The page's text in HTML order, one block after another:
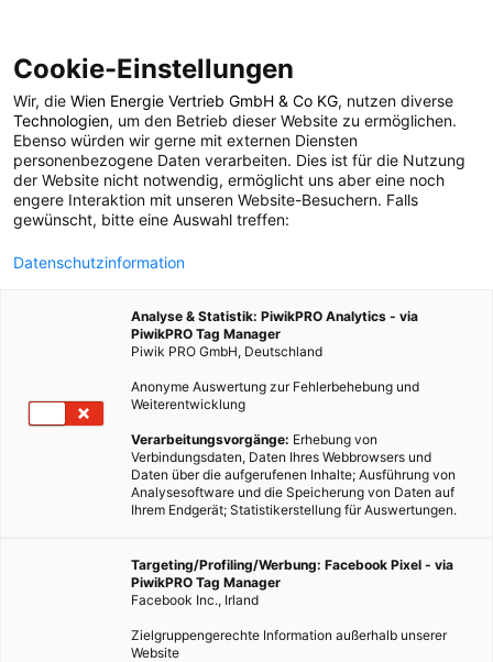
POSTS BY TAG
Candela P-12
1 BEITRAG
Cookie-Einstellungen
Wir, die Wien Energie Vertrieb GmbH & Co KG, nutzen diverse
Technologien, um den Betrieb dieser Website zu ermöglichen.
Ebenso würden wir gerne mit externen Diensten
personenbezogene Daten verarbeiten. Dies ist für die Nutzung
der Website nicht notwendig, ermöglicht uns aber eine noch
engere Interaktion mit unseren Website-Besuchern. Falls
gewünscht, bitte eine Auswahl treffen:
Datenschutzinformation
Analyse & Statistik: PiwikPRO Analytics - via
PiwikPRO Tag Manager
Piwik PRO GmbH, Deutschland
Anonyme Auswertung zur Fehlerbehebung und
Weiterentwicklung
Verarbeitungsvorgänge: Erhebung von
Verbindungsdaten, Daten Ihres Webbrowsers und
Daten über die aufgerufenen Inhalte; Ausführung von
Analysesoftware und die Speicherung von Daten auf
Ihrem Endgerät; Statistikerstellung für Auswertungen.
Targeting/Profiling/Werbung: Facebook Pixel - via
PiwikPRO Tag Manager
Facebook Inc., Irland
Zielgruppengerechte Information außerhalb unserer
Website